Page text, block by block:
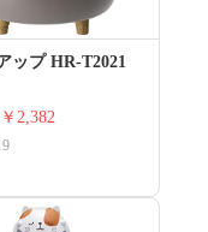
ップ HR-T2021
￥2,382